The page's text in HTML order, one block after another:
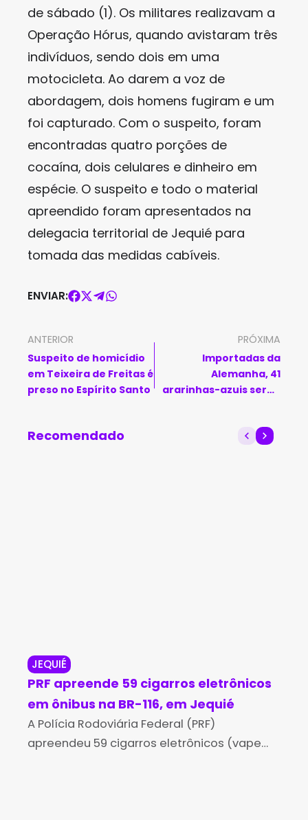
de sábado (1). Os militares realizavam a
Operação Hórus, quando avistaram três
indivíduos, sendo dois em uma
motocicleta. Ao darem a voz de
abordagem, dois homens fugiram e um
foi capturado. Com o suspeito, foram
encontradas quatro porções de
cocaína, dois celulares e dinheiro em
espécie. O suspeito e todo o material
apreendido foram apresentados na
delegacia territorial de Jequié para
tomada das medidas cabíveis.
ENVIAR:
ANTERIOR
Suspeito de homicídio
em Teixeira de Freitas é
preso no Espírito Santo
PRÓXIMA
Importadas da
Alemanha, 41
ararinhas-azuis serão
Recomendado
JEQUIÉ
PRF apreende 59 cigarros eletrônicos
em ônibus na BR-116, em Jequié
A Polícia Rodoviária Federal (PRF)
apreendeu 59 cigarros eletrônicos (vapes)